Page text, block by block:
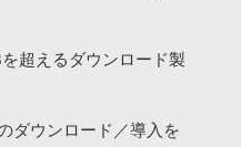
超えるダウンロード製
ダウンロード／導入を